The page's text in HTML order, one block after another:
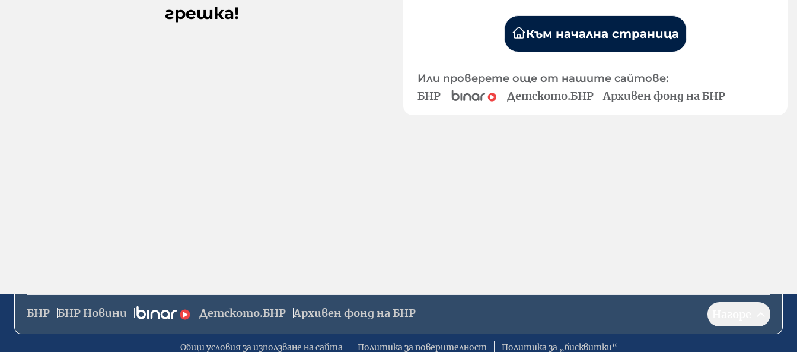
грешка!
Към начална страница
Или проверете още от нашите сайтове:
БНР Детското.БНР Архивен фонд на БНР
БНР БНР Новини Детското.БНР Архивен фонд на БНР
Общи условия за използване на сайта Политика за поверителност Политика за „бисквитки“